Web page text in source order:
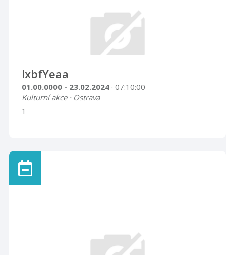
lxbfYeaa
01.00.0000 - 23.02.2024 · 07:10:00
Kulturní akce · Ostrava
1